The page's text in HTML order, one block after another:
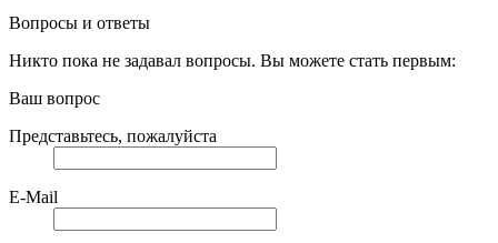
Вопросы и ответы
Никто пока не задавал вопросы. Вы можете стать первым:
Ваш вопрос
Представьтесь, пожалуйста
E-Mail